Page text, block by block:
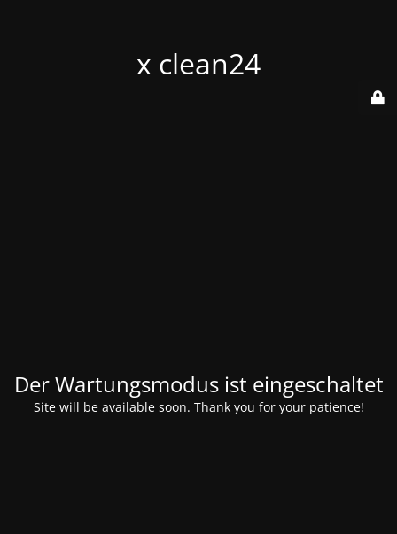
x clean24
Der Wartungsmodus ist eingeschaltet
Site will be available soon. Thank you for your patience!